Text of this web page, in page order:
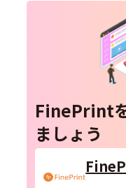
FinePrint
ましょう